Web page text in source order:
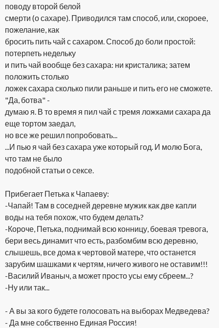
поводу второй белой
смерти (о сахаре). Приводился там способ, или, скороее,
пожелание, как
бросить пить чай с сахаром. Способ до боли простой:
потерпеть недельку
и пить чай вообще без сахара: ни кристалика; затем
положить столько
ложек сахара сколько пили раньше и пить его не сможете.
"Да, ботва" -
думаю я. В то время я пил чай с тремя ложками сахара да
еще тортом заедал,
но все же решил попробовать...
...И пью я чай без сахара уже который год. И молю Бога,
что там не было
подобной статьи о сексе.
Прибегает Петька к Чапаеву:
-Чапай! Там в соседней деревне мужик как две капли
воды на тебя похож, что будем делать?
-Короче, Петька, поднимай всю конницу, боевая тревога,
бери весь динамит что есть, разбомбим всю деревню,
слышешь, все дома к чертовой матере, что останется
зарубим шашками к чертям, ничего живого не оставим!!!
-Василий Иваныч, а может просто усы ему сбреем...?
-Ну или так...
- А вы за кого будете голосовать на выборах Медведева?
- Да мне собственно Единая Россия!